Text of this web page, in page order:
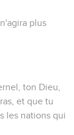
plus
ton Dieu,
et que tu
les nations qui